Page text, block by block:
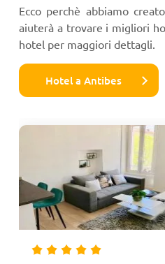
Ecco perchè abbiamo
aiuterà a trovare i migliori
hotel per maggiori dettagli.
Hotel a Antibes